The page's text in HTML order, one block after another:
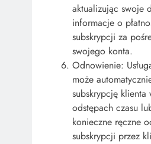
aktualizując swoje
informacje o
subskrypcji za
swojego konta.
Odnowienie:
może
subskrypcję klienta
odstępach czasu
konieczne ręczne
subskrypcji przez